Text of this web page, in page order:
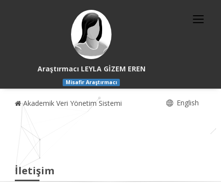
Araştırmacı LEYLA GİZEM EREN
Misafir Araştırmacı
Akademik Veri Yönetim Sistemi English
İletişim